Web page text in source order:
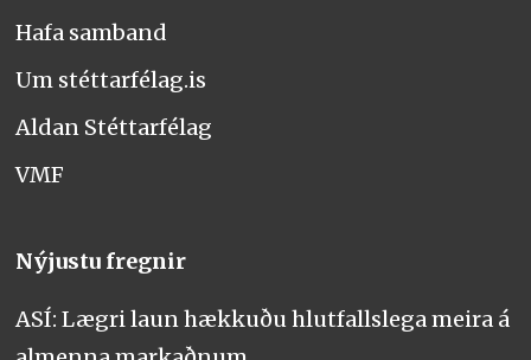
Hafa samband
Um stéttarfélag.is
Aldan Stéttarfélag
VMF
Nýjustu fregnir
ASÍ: Lægri laun hækkuðu hlutfallslega meira á